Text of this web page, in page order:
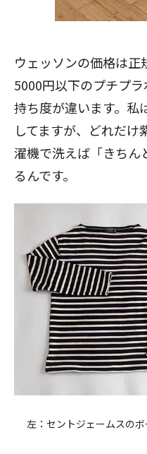
ウェッソンの価格は正
5000円以下のプチプ
持ち度が違います。私
してますが、どれだけ
濯機で洗えば「きちん
るんです。
左：セントジェームスの